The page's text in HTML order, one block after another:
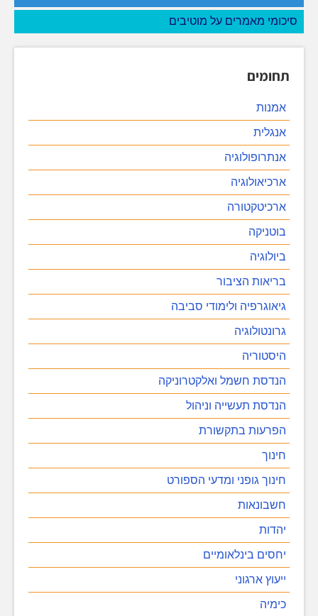
סיכומי מאמרים על מוטיבים
תחומים
אמנות
אנגלית
אנתרופולוגיה
ארכיאולוגיה
ארכיטקטורה
בוטניקה
ביולוגיה
בריאות הציבור
גיאוגרפיה ולימודי סביבה
גרונטולוגיה
היסטוריה
הנדסת חשמל ואלקטרוניקה
הנדסת תעשייה וניהול
הפרעות בתקשורת
חינוך
חינוך גופני ומדעי הספורט
חשבונאות
יהדות
יחסים בינלאומיים
ייעוץ ארגוני
כימיה